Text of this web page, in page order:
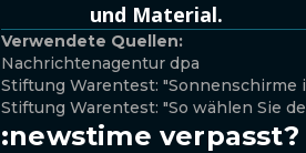
und Material.
Verwendete Quellen:
Nachrichtenagentur dpa
Stiftung Warentest:
Stiftung Warentest: "So wählen Sie
:newstime